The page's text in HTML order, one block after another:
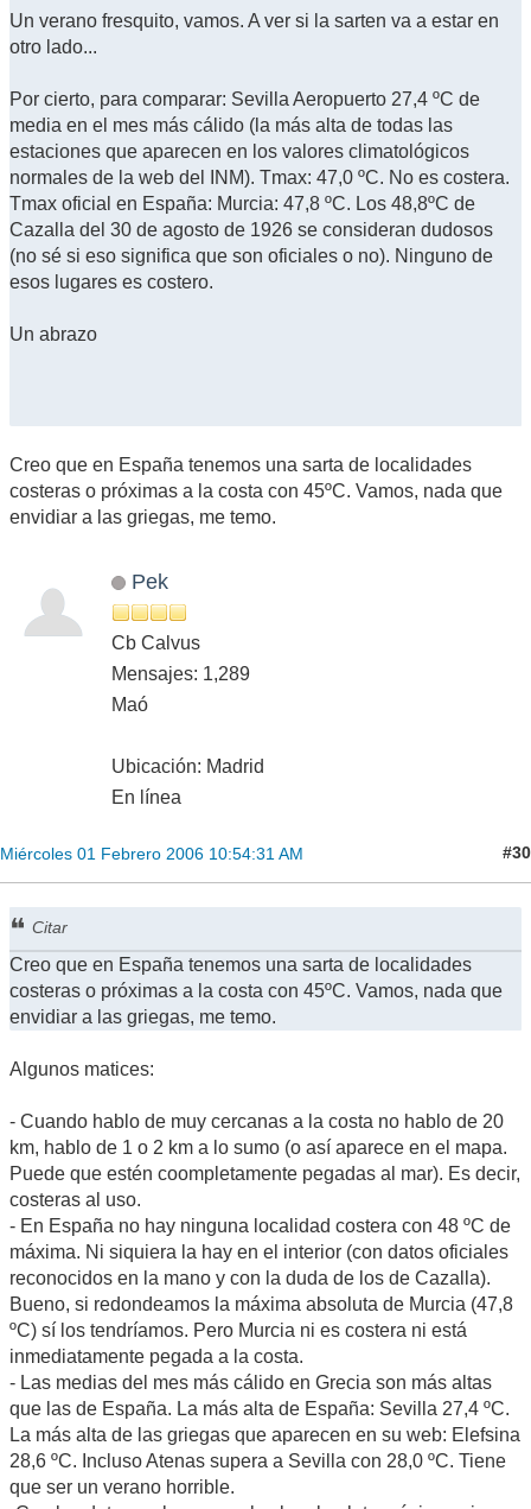
Un verano fresquito, vamos. A ver si la sarten va a estar en
otro lado...
Por cierto, para comparar: Sevilla Aeropuerto 27,4 ºC de
media en el mes más cálido (la más alta de todas las
estaciones que aparecen en los valores climatológicos
normales de la web del INM). Tmax: 47,0 ºC. No es costera.
Tmax oficial en España: Murcia: 47,8 ºC. Los 48,8ºC de
Cazalla del 30 de agosto de 1926 se consideran dudosos
(no sé si eso significa que son oficiales o no). Ninguno de
esos lugares es costero.
Un abrazo
Creo que en España tenemos una sarta de localidades
costeras o próximas a la costa con 45ºC. Vamos, nada que
envidiar a las griegas, me temo.
Pek
Cb Calvus
Mensajes: 1,289
Maó
Ubicación: Madrid
En línea
Miércoles 01 Febrero 2006 10:54:31 AM #30
Citar
Creo que en España tenemos una sarta de localidades
costeras o próximas a la costa con 45ºC. Vamos, nada que
envidiar a las griegas, me temo.
Algunos matices:
- Cuando hablo de muy cercanas a la costa no hablo de 20
km, hablo de 1 o 2 km a lo sumo (o así aparece en el mapa.
Puede que estén coompletamente pegadas al mar). Es decir,
costeras al uso.
- En España no hay ninguna localidad costera con 48 ºC de
máxima. Ni siquiera la hay en el interior (con datos oficiales
reconocidos en la mano y con la duda de los de Cazalla).
Bueno, si redondeamos la máxima absoluta de Murcia (47,8
ºC) sí los tendríamos. Pero Murcia ni es costera ni está
inmediatamente pegada a la costa.
- Las medias del mes más cálido en Grecia son más altas
que las de España. La más alta de España: Sevilla 27,4 ºC.
La más alta de las griegas que aparecen en su web: Elefsina
28,6 ºC. Incluso Atenas supera a Sevilla con 28,0 ºC. Tiene
que ser un verano horrible.